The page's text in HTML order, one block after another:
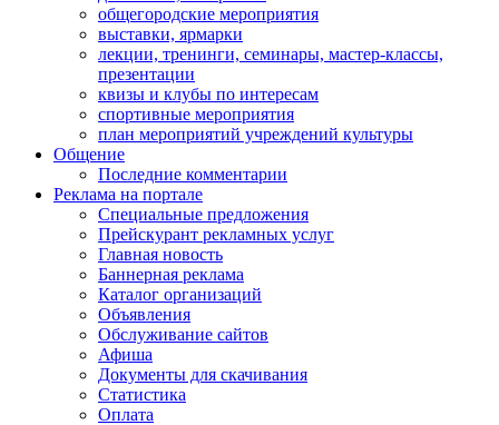
общегородские мероприятия
выставки, ярмарки
лекции, тренинги, семинары, мастер-классы,
презентации
квизы и клубы по интересам
спортивные мероприятия
план мероприятий учреждений культуры
Общение
Последние комментарии
Реклама на портале
Специальные предложения
Прейскурант рекламных услуг
Главная новость
Баннерная реклама
Каталог организаций
Объявления
Обслуживание сайтов
Афиша
Документы для скачивания
Статистика
Оплата